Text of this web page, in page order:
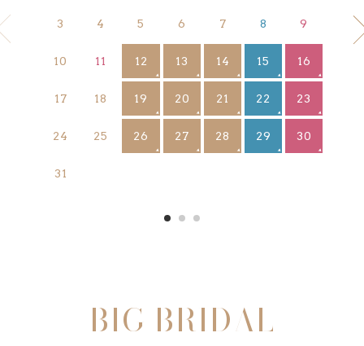
3 4 5 6 7 8 9
10 11 12 13 14 15 16
17 18 19 20 21 22 23
24 25 26 27 28 29 30
31
BIG BRIDAL